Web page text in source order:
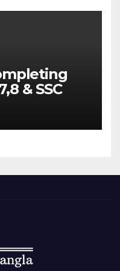
& SSC